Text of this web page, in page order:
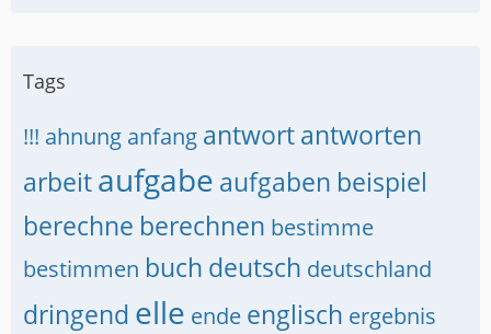
Tags
!!! ahnung anfang antwortantworten
arbeitaufgabe aufgaben beispiel
berechne berechnen bestimme
bestimmen buch deutsch deutschland
dringend elle ende englisch ergebnis